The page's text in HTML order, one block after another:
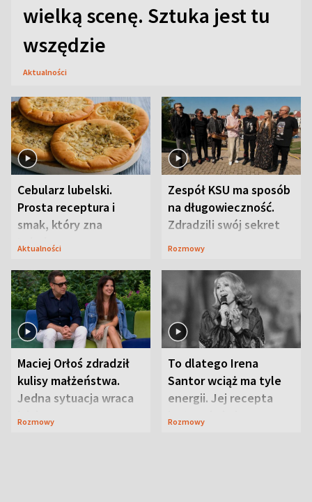
wielką scenę. Sztuka jest tu
wszędzie
Aktualności
Cebularz lubelski.
Prosta receptura i
smak, który zna
Lubelszczyzna
Aktualności
Zespół KSU ma sposób
na długowieczność.
Zdradzili swój sekret
Rozmowy
Maciej Orłoś zdradził
kulisy małżeństwa.
Jedna sytuacja wraca
jak bumerang
Rozmowy
To dlatego Irena
Santor wciąż ma tyle
energii. Jej recepta
jest zaskakująco
Rozmowy